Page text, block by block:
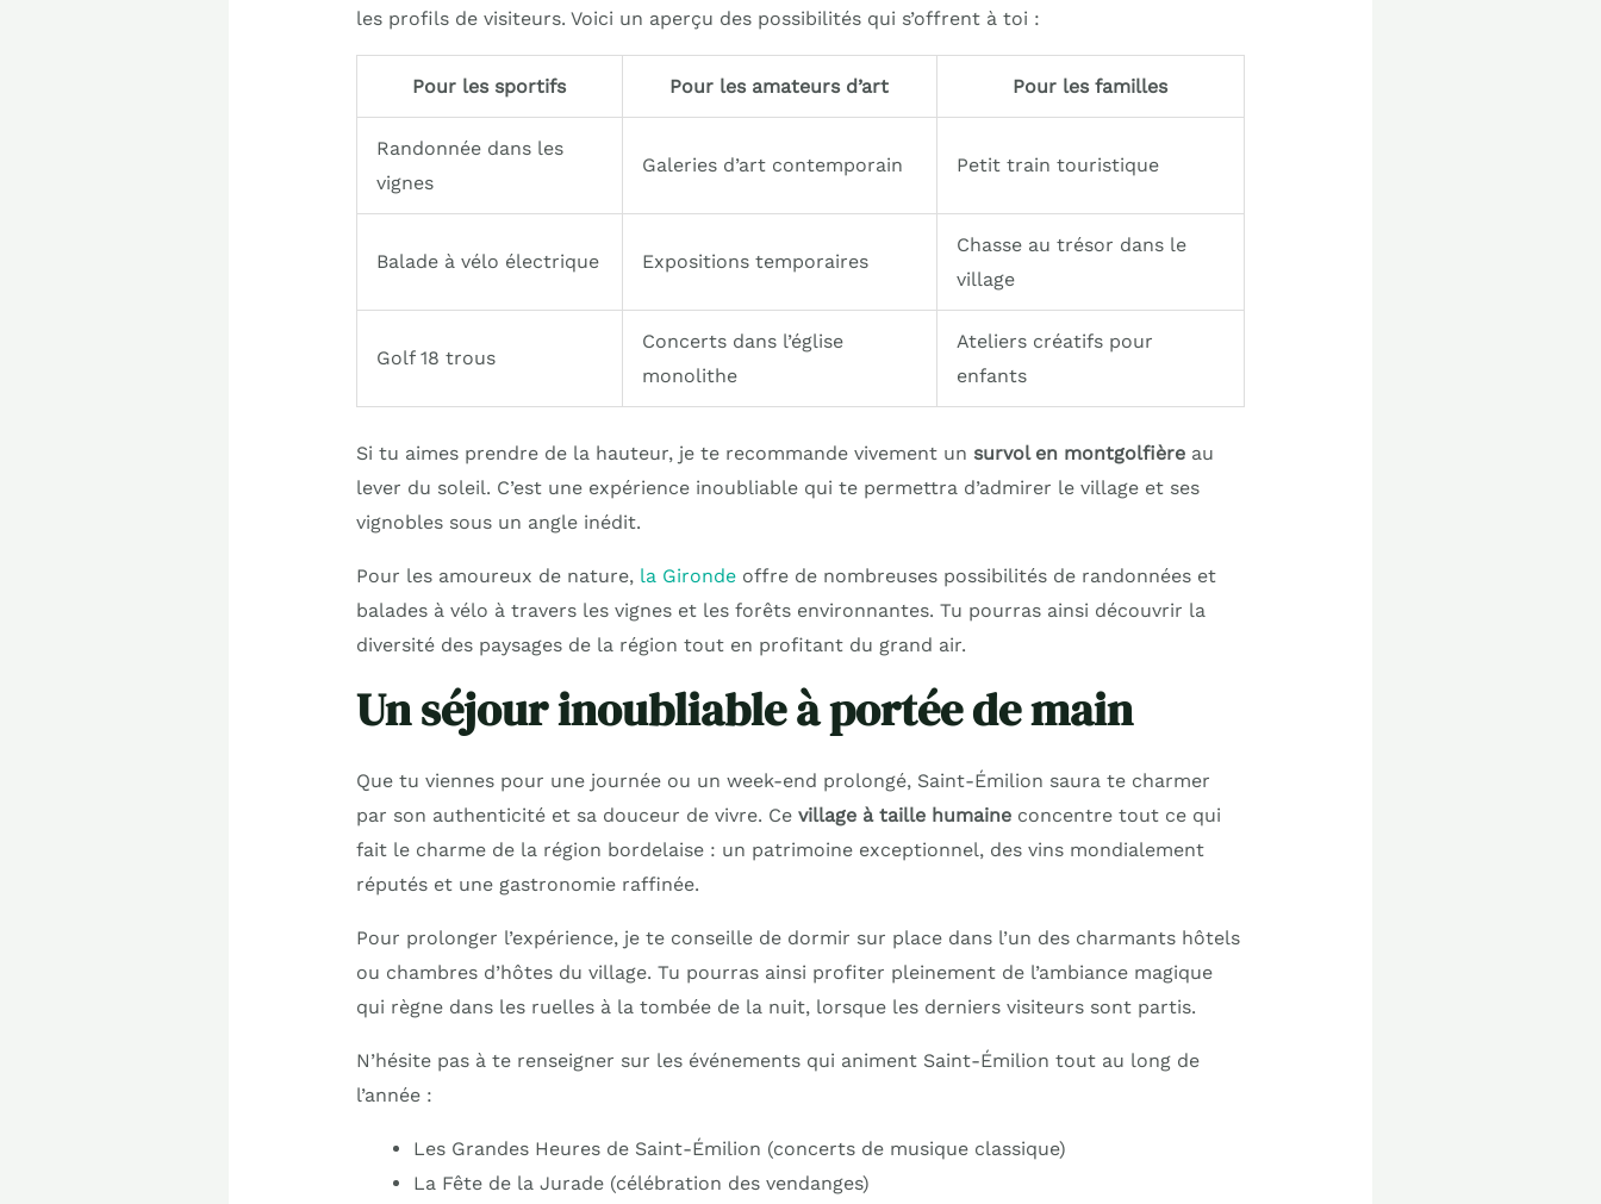
les profils de visiteurs. Voici un aperçu des possibilités qui s’offrent à toi :
Pour les sportifs Pour les amateurs d’art Pour les familles
Randonnée dans les
vignes
Galeries d’art contemporain Petit train touristique
Balade à vélo électrique Expositions temporaires
Chasse au trésor dans le
village
Golf 18 trous
Concerts dans l’église
monolithe
Ateliers créatifs pour
enfants
Si tu aimes prendre de la hauteur, je te recommande vivement un survol en montgolfièreau
lever du soleil. C’est une expérience inoubliable qui te permettra d’admirer le village et ses
vignobles sous un angle inédit.
Pour les amoureux de nature, la Girondeoffre de nombreuses possibilités de randonnées et
balades à vélo à travers les vignes et les forêts environnantes. Tu pourras ainsi découvrir la
diversité des paysages de la région tout en profitant du grand air.
Un séjour inoubliable à portée de main
Que tu viennes pour une journée ou un week-end prolongé, Saint-Émilion saura te charmer
par son authenticité et sa douceur de vivre. Ce village à taille humaineconcentre tout ce qui
fait le charme de la région bordelaise : un patrimoine exceptionnel, des vins mondialement
réputés et une gastronomie raffinée.
Pour prolonger l’expérience, je te conseille de dormir sur place dans l’un des charmants hôtels
ou chambres d’hôtes du village. Tu pourras ainsi profiter pleinement de l’ambiance magique
qui règne dans les ruelles à la tombée de la nuit, lorsque les derniers visiteurs sont partis.
N’hésite pas à te renseigner sur les événements qui animent Saint-Émilion tout au long de
l’année :
Les Grandes Heures de Saint-Émilion (concerts de musique classique)
La Fête de la Jurade (célébration des vendanges)